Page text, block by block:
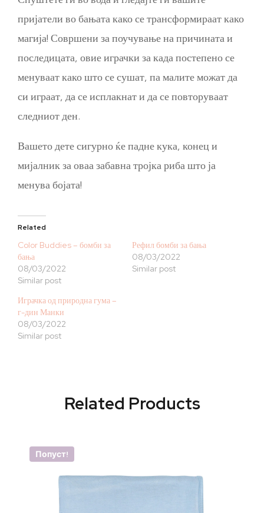
пријатели во бањата како се трансформираат како
магија! Совршени за поучување на причината и
последицата, овие играчки за када постепено се
менуваат како што се сушат, па малите можат да
си играат, да се исплакнат и да се повторуваат
следниот ден.
Вашето дете сигурно ќе падне кука, конец и
мијалник за оваа забавна тројка риба што ја
менува бојата!
Related
Color Buddies – бомби за
бања
08/03/2022
Similar post
Рефил бомби за бања
08/03/2022
Similar post
Играчка од природна гума –
г-дин Манки
08/03/2022
Similar post
Related Products
Попуст!